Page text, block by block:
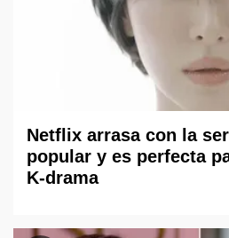
Netflix arrasa con la
popular y es perfecta
K-drama